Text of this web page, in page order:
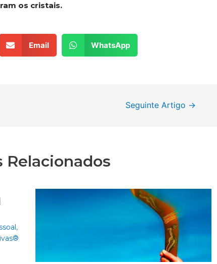
os cristais.
Email WhatsApp
Seguinte Artigo →
Relacionados
,